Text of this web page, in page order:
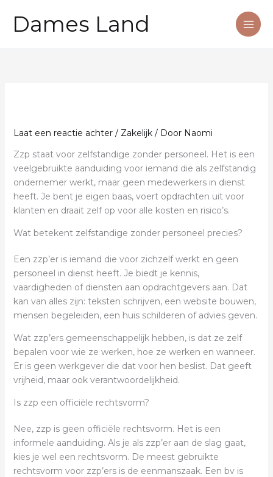
naarDames Land
Laat een reactie achter / Zakelijk/ Door Naomi
Zzp staat voor zelfstandige zonder personeel. Het is een
veelgebruikte aanduiding voor iemand die als zelfstandig
ondernemer werkt, maar geen medewerkers in dienst
heeft. Je bent je eigen baas, voert opdrachten uit voor
klanten en draait zelf op voor alle kosten en risico’s.
Wat betekent zelfstandige zonder personeel precies?
Een zzp’er is iemand die voor zichzelf werkt en geen
personeel in dienst heeft. Je biedt je kennis,
vaardigheden of diensten aan opdrachtgevers aan. Dat
kan van alles zijn: teksten schrijven, een website bouwen,
mensen begeleiden, een huis schilderen of advies geven.
Wat zzp’ers gemeenschappelijk hebben, is dat ze zelf
bepalen voor wie ze werken, hoe ze werken en wanneer.
Er is geen werkgever die dat voor hen beslist. Dat geeft
vrijheid, maar ook verantwoordelijkheid.
Is zzp een officiële rechtsvorm?
Nee, zzp is geen officiële rechtsvorm. Het is een
informele aanduiding. Als je als zzp’er aan de slag gaat,
kies je wel een rechtsvorm. De meest gebruikte
rechtsvorm voor zzp’ers is de eenmanszaak. Een bv is